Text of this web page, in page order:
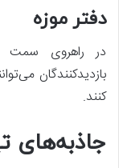
دفتر موزه
در راهروی
بازدیدکنندگان
کنند.
جاذبه‌های